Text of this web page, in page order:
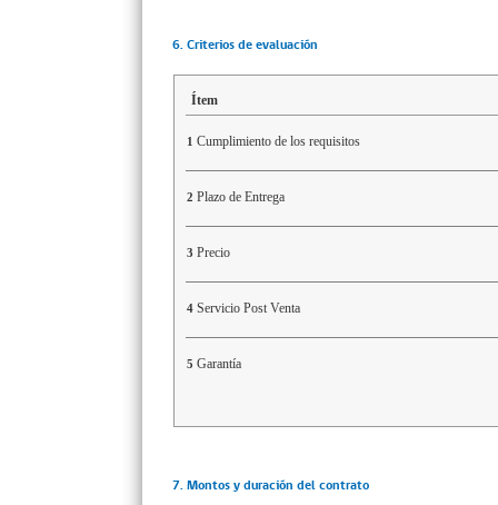
6. Criterios de evaluación
Ítem
1 Cumplimiento de los requisitos
2 Plazo de Entrega
3 Precio
4 Servicio Post Venta
5 Garantía
7. Montos y duración del contrato